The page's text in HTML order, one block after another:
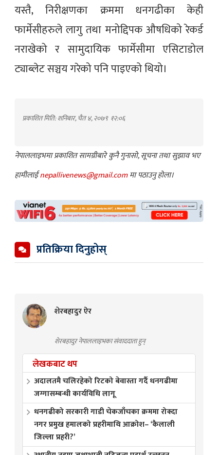
यस्तै, निरीक्षणका क्रममा धनगढीका केही
फार्मेसीहरुले लागु तथा मनोद्दिपक औषधिको रेकर्ड
नराखेको र सामुदायिक फार्मेसीमा एसिटाडोल
ट्याब्लेट सञ्चय गरेको पनि पाइएको थियो।
प्रकाशित मिति: शनिबार, चैत ४, २०७९ १२:०६
नेपाललाइभमा प्रकाशित सामग्रीबारे कुनै गुनासो, सूचना तथा सुझाव भए
हामीलाईnepallivenews@gmail.comमा पठाउनु होला।
प्रतिक्रिया दिनुहोस्
शेरबहादुर ऐर
शेरबहादुर नेपाललाइभका संवाददाता हुन्
लेखकबाट थप
अदालतमै चलिरहेको रिटको बेवास्ता गर्दै धनगढीमा
जग्गासम्बन्धी कार्यविधि लागू
धनगढीको सरकारी गाडी चेकजाँचका क्रममा रोक्दा
नगर प्रमुख हमालको प्रहरीमाथि आक्रोश– ‘कैलाली
जिल्ला प्रहरी?’